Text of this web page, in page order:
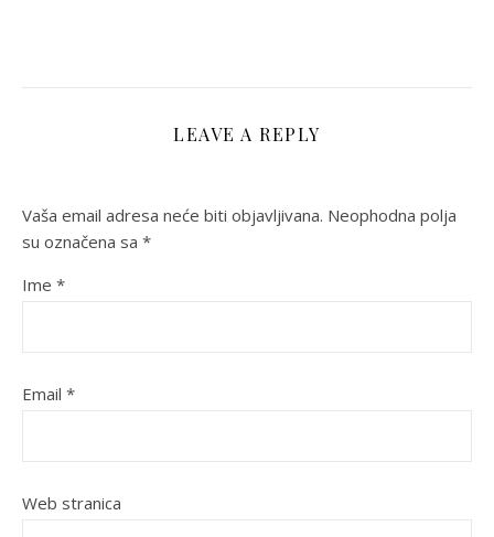
LEAVE A REPLY
Vaša email adresa neće biti objavljivana. Neophodna polja
su označena sa *
Ime *
Email *
Web stranica